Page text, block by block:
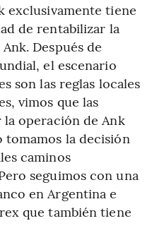
exclusivamente tiene
de rentabilizar la
Después de
el escenario
son las reglas locales
vimos que las
operación de Ank
tomamos la decisión
caminos
seguimos con una
en Argentina e
que también tiene